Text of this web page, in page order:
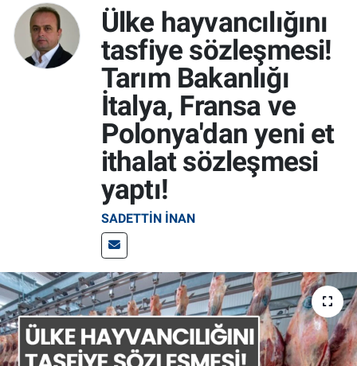
Ülke hayvancılığını
tasfiye sözleşmesi!
Tarım Bakanlığı
İtalya, Fransa ve
Polonya'dan yeni et
ithalat sözleşmesi
yaptı!
SADETTIN İNAN
Tarımsal Destekler
Tarım Bakanlığı
Tarım Kredi Kooperatifleri
Pankobirlik
Et fiyatları
Tarım Bilgisi
Yetiştirici Soruyor
Dünyada Tarım
Tüm Manşetler
Son Dakika Haberleri
Haber Arşivi